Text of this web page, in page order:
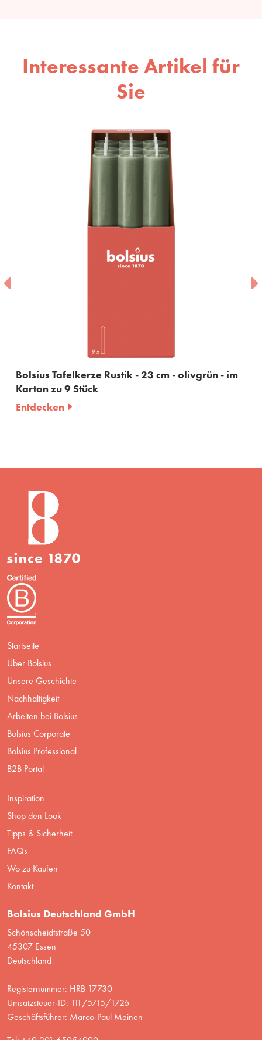
Interessante Artikel für
Sie
Bolsius Tafelkerze Rustik - 23 cm - olivgrün - im
Karton zu 9 Stück
Entdecken
Startseite
Über Bolsius
Unsere Geschichte
Nachhaltigkeit
Arbeiten bei Bolsius
Bolsius Corporate
Bolsius Professional
B2B Portal
Inspiration
Shop den Look
Tipps & Sicherheit
FAQs
Wo zu Kaufen
Kontakt
Bolsius Deutschland GmbH
Schönscheidtstraße 50
45307 Essen
Deutschland
Registernummer: HRB 17730
Umsatzsteuer-ID: 111/5715/1726
Geschäftsführer: Marco-Paul Meinen